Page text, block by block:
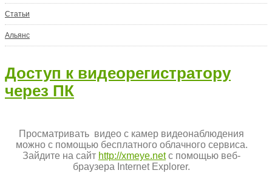
Статьи
Альянс
Доступ к видеорегистратору
через ПК
Просматривать видео с камер видеонаблюдения
можно с помощью бесплатного облачного сервиса.
Зайдите на сайт http://xmeye.netс помощью веб-
браузера Internet Explorer.